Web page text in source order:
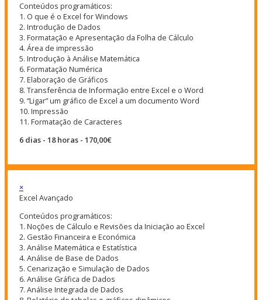
Conteúdos programáticos:
1. O que é o Excel for Windows
2. Introdução de Dados
3. Formatação e Apresentação da Folha de Cálculo
4. Área de impressão
5. Introdução à Análise Matemática
6. Formatação Numérica
7. Elaboração de Gráficos
8. Transferência de Informação entre Excel e o Word
9. “Ligar” um gráfico de Excel a um documento Word
10. Impressão
11. Formatação de Caracteres
6 dias - 18 horas - 170,00€
×
Excel Avançado
Conteúdos programáticos:
1. Noções de Cálculo e Revisões da Iniciação ao Excel
2. Gestão Financeira e Económica
3. Análise Matemática e Estatística
4. Análise de Base de Dados
5. Cenarização e Simulação de Dados
6. Análise Gráfica de Dados
7. Análise Integrada de Dados